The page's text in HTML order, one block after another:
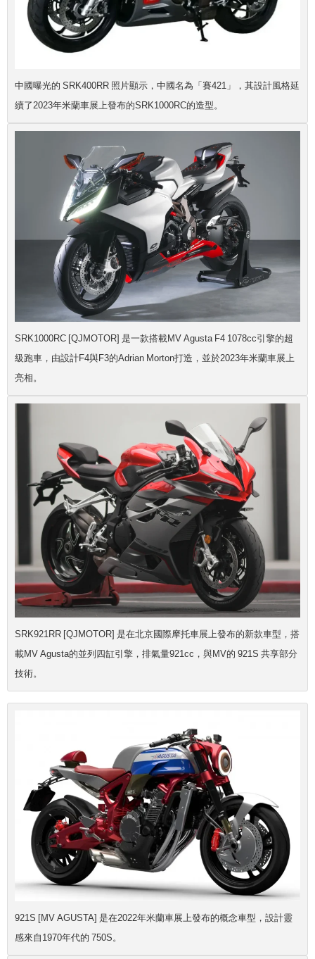
中國曝光的 SRK400RR 照片顯示，中國名為「賽421」，其設計風格延
續了2023年米蘭車展上發布的SRK1000RC的造型。
SRK1000RC [QJMOTOR] 是一款搭載MV Agusta F4 1078cc引擎的超
級跑車，由設計F4與F3的Adrian Morton打造，並於2023年米蘭車展上
亮相。
SRK921RR [QJMOTOR] 是在北京國際摩托車展上發布的新款車型，搭
載MV Agusta的並列四缸引擎，排氣量921cc，與MV的 921S 共享部分
技術。
921S [MV AGUSTA] 是在2022年米蘭車展上發布的概念車型，設計靈
感來自1970年代的 750S。